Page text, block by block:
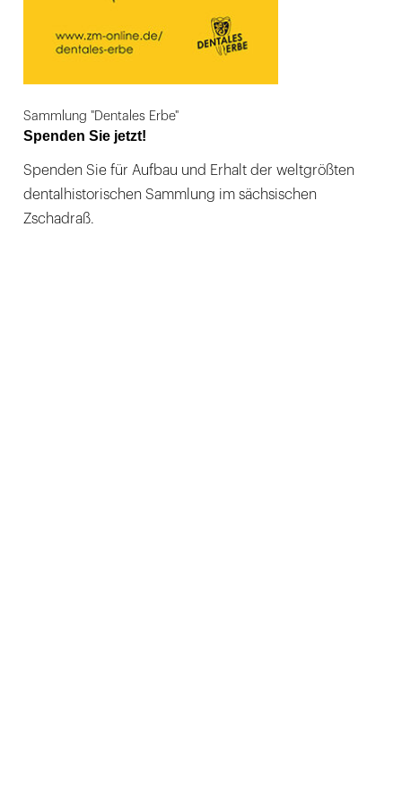
Sammlung "Dentales Erbe"
Spenden Sie jetzt!
Spenden Sie für Aufbau und Erhalt der weltgrößten
dentalhistorischen Sammlung im sächsischen
Zschadraß.